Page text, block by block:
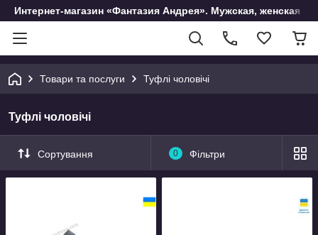
Интернет-магазин «Фантазия Андрея». Мужская, женская и
Товари та послуги Туфлі чоловічі
Туфлі чоловічі
Сортування 0 Фільтри